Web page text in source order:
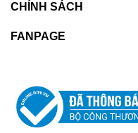
CHÍNH SÁCH
FANPAGE